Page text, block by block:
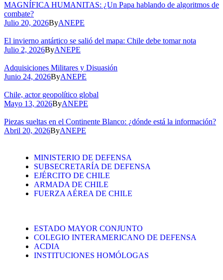
MAGNÍFICA HUMANITAS: ¿Un Papa hablando de algoritmos de
combate?
Julio 20, 2026ByANEPE
El invierno antártico se salió del mapa: Chile debe tomar nota
Julio 2, 2026ByANEPE
Adquisiciones Militares y Disuasión
Junio 24, 2026ByANEPE
Chile, actor geopolítico global
Mayo 13, 2026ByANEPE
Piezas sueltas en el Continente Blanco: ¿dónde está la información?
Abril 20, 2026ByANEPE
MINISTERIO DE DEFENSA
SUBSECRETARÍA DE DEFENSA
EJÉRCITO DE CHILE
ARMADA DE CHILE
FUERZA AÉREA DE CHILE
ESTADO MAYOR CONJUNTO
COLEGIO INTERAMERICANO DE DEFENSA
ACDIA
INSTITUCIONES HOMÓLOGAS